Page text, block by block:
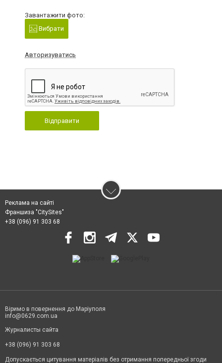
Завантажити фото:
Вибрати
Авторизуватись
Відправити
Реклама на сайті
Франшиза "CitySites"
+38 (096) 91 303 68
Віримо в повернення до Маріуполя
info@0629.com.ua
Журналисты сайта
+38 (096) 91 303 68
Допускається цитування матеріалів без отримання попередньої згоди